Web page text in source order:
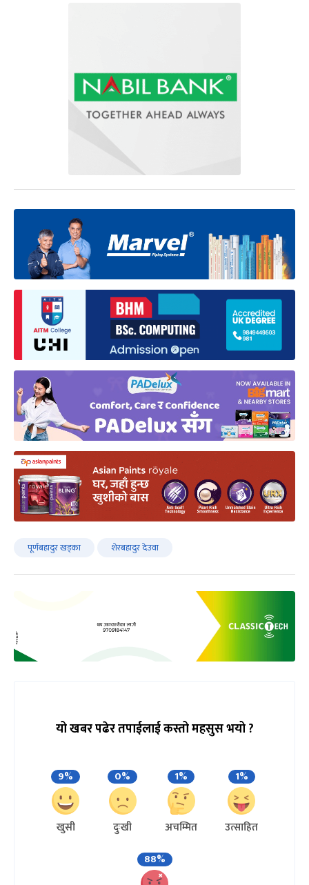
पूर्णबहादुर खड्का शेरबहादुर देउवा
यो खबर पढेर तपाईलाई कस्तो महसुस भयो ?
9%
खुसी
0%
दुःखी
1%
अचम्मित
1%
उत्साहित
88%